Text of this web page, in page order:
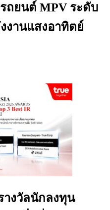
ถยนต์ MPV ระดับ
งานแสงอาทิตย์
างวัลนักลงทุน